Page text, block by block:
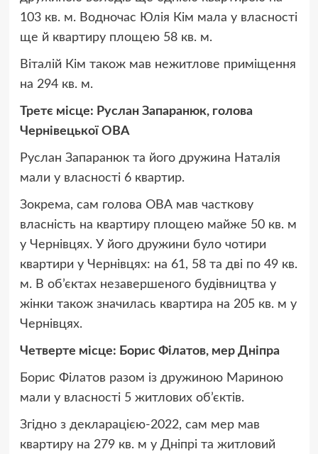
103 кв. м. Водночас Юлія Кім мала у власності
ще й квартиру площею 58 кв. м.
Віталій Кім також мав нежитлове приміщення
на 294 кв. м.
Третє місце: Руслан Запаранюк, голова
Чернівецької ОВА
Руслан Запаранюк та його дружина Наталія
мали у власності 6 квартир.
Зокрема, сам голова ОВА мав часткову
власність на квартиру площею майже 50 кв. м
у Чернівцях. У його дружини було чотири
квартири у Чернівцях: на 61, 58 та дві по 49 кв.
м. В об’єктах незавершеного будівництва у
жінки також значилась квартира на 205 кв. м у
Чернівцях.
Четверте місце: Борис Філатов, мер Дніпра
Борис Філатов разом із дружиною Мариною
мали у власності 5 житлових об’єктів.
Згідно з декларацією-2022, сам мер мав
квартиру на 279 кв. м у Дніпрі та житловий